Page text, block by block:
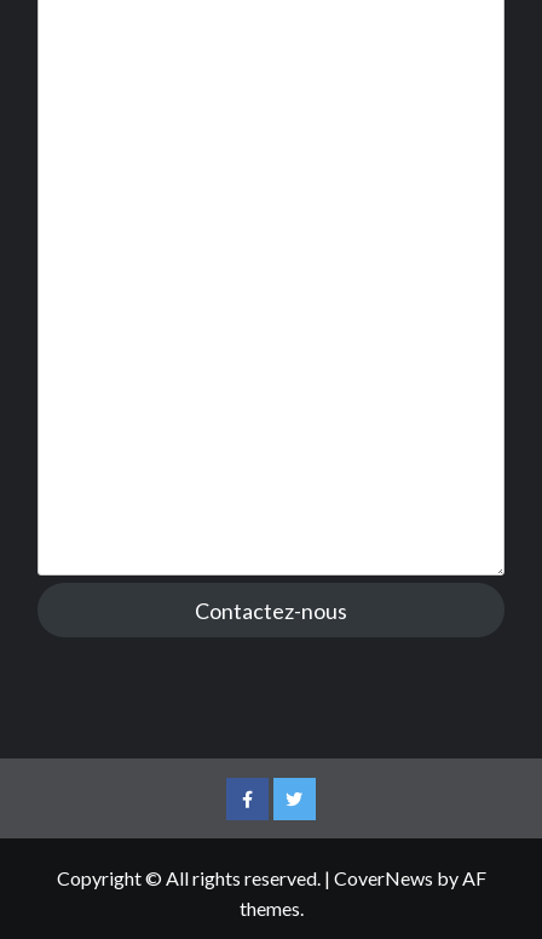
Contactez-nous
FacebookTwitter
Copyright © All rights reserved. | CoverNews by AF
themes.